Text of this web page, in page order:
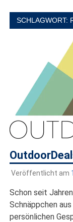
SCHLAGWORT:
Veröffentlicht am
Schon seit
Schnäppchen
persönlichen